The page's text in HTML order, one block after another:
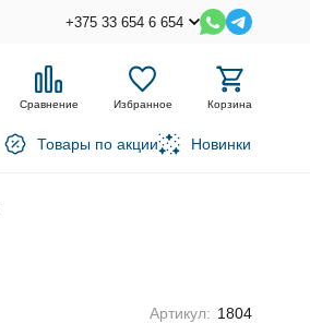
+375 33 654 6 654
Сравнение Избранное Корзина
Товары по акции Новинки
Артикул: 1804